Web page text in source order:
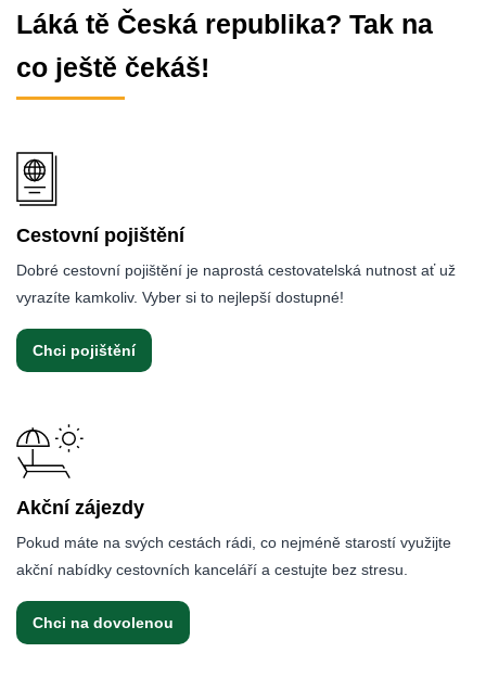
Láká tě Česká republika? Tak na
co ještě čekáš!
Cestovní pojištění
Dobré cestovní pojištění je naprostá cestovatelská nutnost ať už
vyrazíte kamkoliv. Vyber si to nejlepší dostupné!
Chci pojištění
Akční zájezdy
Pokud máte na svých cestách rádi, co nejméně starostí využijte
akční nabídky cestovních kanceláří a cestujte bez stresu.
Chci na dovolenou